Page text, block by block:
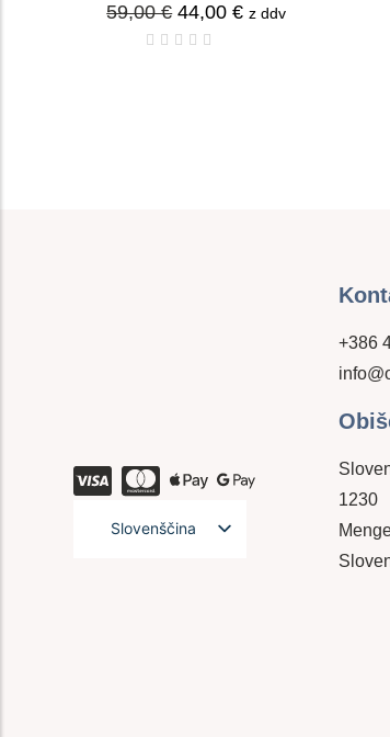
59,00€ 44,00€ z ddv
Slovenščina
+386
1230